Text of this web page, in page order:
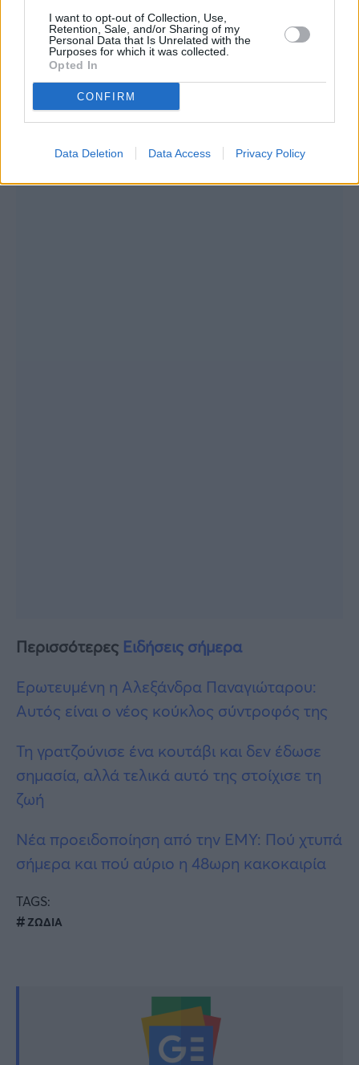
I want to opt-out of Collection, Use,
Retention, Sale, and/or Sharing of my
Personal Data that Is Unrelated with the
Purposes for which it was collected.
Opted In
CONFIRM
Data Deletion Data Access Privacy Policy
όχι απελπισμένοι, κι αυτή η ήρεμη ισορροπία
θα σας φανεί ιδιαίτερα χρήσιμη. Δεν είναι
κακό να θέλετε περισσότερα ούτε να τα
κυνηγήσετε. Είναι η δική σας ζωή, που
δικαιούστε να ζήσετε στο έπακρο.
Περισσότερες Ειδήσεις σήμερα
Ερωτευμένη η Αλεξάνδρα Παναγιώταρου:
Αυτός είναι ο νέος κούκλος σύντροφός της
Τη γρατζούνισε ένα κουτάβι και δεν έδωσε
σημασία, αλλά τελικά αυτό της στοίχισε τη
ζωή
Νέα προειδοποίηση από την ΕΜΥ: Πού χτυπά
σήμερα και πού αύριο η 48ωρη κακοκαιρία
TAGS:
ΖΩΔΙΑ